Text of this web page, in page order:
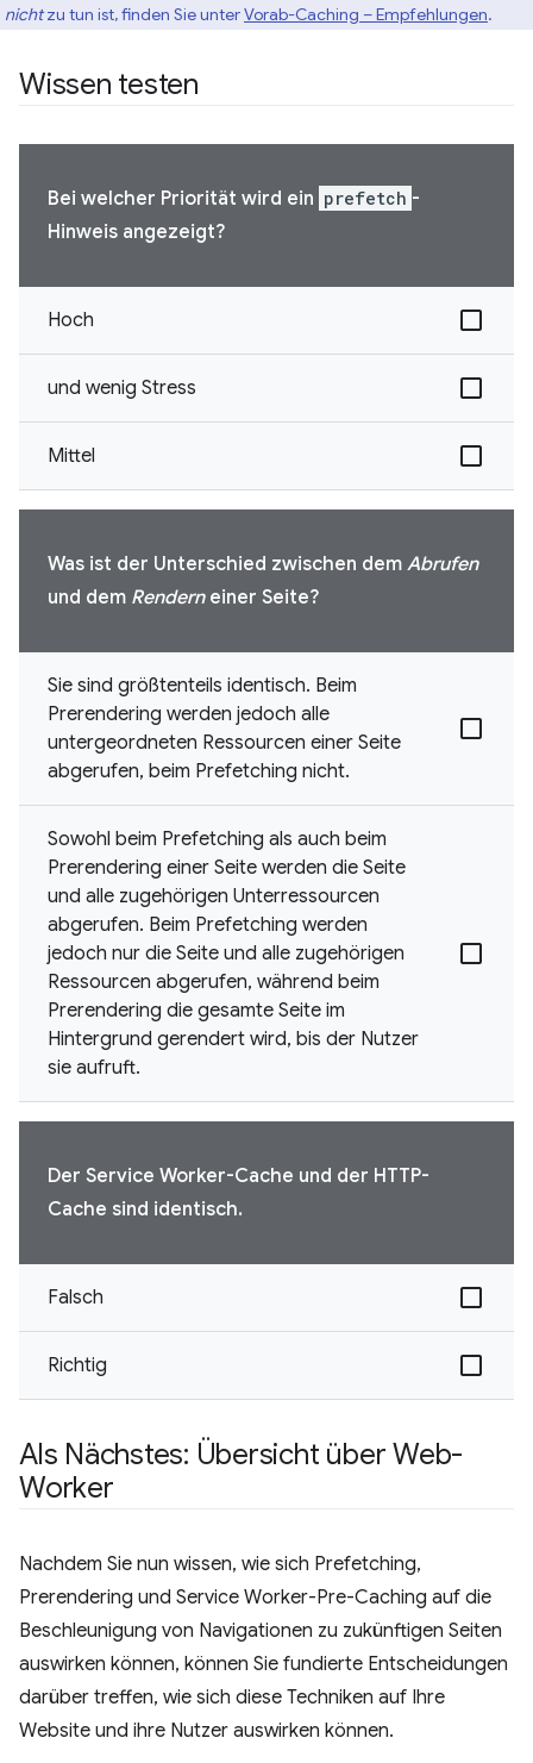
nichtzu tun ist, finden Sie unterVorab-Caching – Empfehlungen.
Wissen testen
Bei welcher Priorität wird ein prefetch -
Hinweis angezeigt?
Hoch
und wenig Stress
Mittel
Was ist der Unterschied zwischen dem Abrufen
und dem Renderneiner Seite?
Sie sind größtenteils identisch. Beim
Prerendering werden jedoch alle
untergeordneten Ressourcen einer Seite
abgerufen, beim Prefetching nicht.
Sowohl beim Prefetching als auch beim
Prerendering einer Seite werden die Seite
und alle zugehörigen Unterressourcen
abgerufen. Beim Prefetching werden
jedoch nur die Seite und alle zugehörigen
Ressourcen abgerufen, während beim
Prerendering die gesamte Seite im
Hintergrund gerendert wird, bis der Nutzer
sie aufruft.
Der Service Worker-Cache und der HTTP-
Cache sind identisch.
Falsch
Richtig
Als Nächstes: Übersicht über Web-
Worker
Nachdem Sie nun wissen, wie sich Prefetching,
Prerendering und Service Worker-Pre-Caching auf die
Beschleunigung von Navigationen zu zukünftigen Seiten
auswirken können, können Sie fundierte Entscheidungen
darüber treffen, wie sich diese Techniken auf Ihre
Website und ihre Nutzer auswirken können.